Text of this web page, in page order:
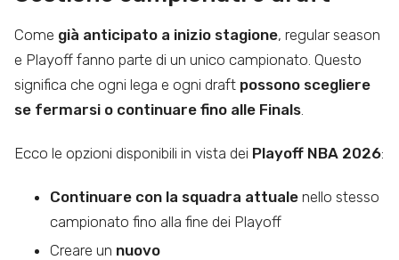
Come già anticipato a inizio stagione, regular season
e Playoff fanno parte di un unico campionato. Questo
significa che ogni lega e ogni draft possono scegliere
se fermarsi o continuare fino alle Finals.
Ecco le opzioni disponibili in vista dei Playoff NBA 2026:
Continuare con la squadra attuale nello stesso
campionato fino alla fine dei Playoff
Creare un nuovo